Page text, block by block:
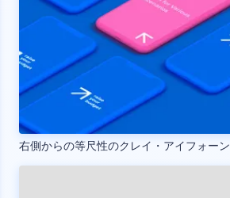
右側からの等尺性のクレイ・アイフォーン